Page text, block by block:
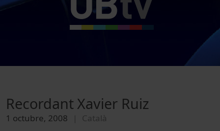
Recordant Xavier Ruiz
1 octubre, 2008 Català